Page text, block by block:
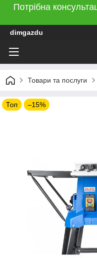
Потрібна
dimgazdu
Товари та послуги
Топ –15%